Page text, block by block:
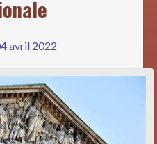
avril 2022